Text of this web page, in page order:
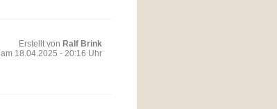
Erstellt von Ralf Brink
am 18.04.2025 - 20:16 Uhr